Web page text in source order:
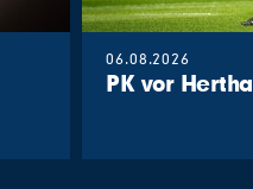
06.08.2026
PK vor